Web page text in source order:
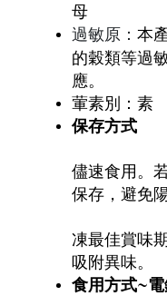
母
過敏原： 本
的穀類等過
應。
葷素別：素
保存方式
1、本
儘速食用。
保存，避免
2
凍最佳賞味
吸附異味。
食用方式~